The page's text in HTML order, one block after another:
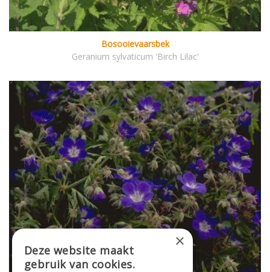
Bosooievaarsbek
Geranium sylvaticum 'Birch Lilac'
×
Deze website maakt
gebruik van cookies.